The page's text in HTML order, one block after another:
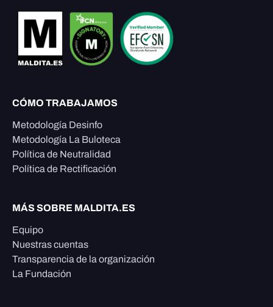
CÓMO TRABAJAMOS
Metodología Desinfo
Metodología La Buloteca
Política de Neutralidad
Política de Rectificación
MÁS SOBRE MALDITA.ES
Equipo
Nuestras cuentas
Transparencia de la organización
La Fundación